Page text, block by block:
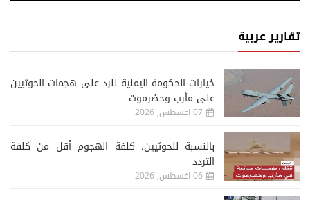
تقارير عربية
خيارات الحكومة اليمنية للرد على هجمات الحوثيين
على مأرب وحضرموت
07 اغسطس, 2026
‏بالنسبة للحوثيين، كلفة الهجوم أقل من كلفة
التردد
06 اغسطس, 2026